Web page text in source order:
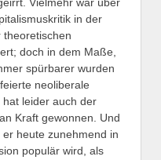
in der
theoretischen
doch in dem Maße,
spürbarer wurden
neoliberale
hat leider auch der
Kraft gewonnen. Und
heute zunehmend in
populär wird, als